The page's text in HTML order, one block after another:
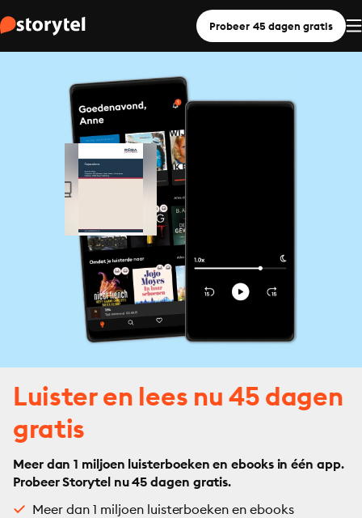
Probeer 45 dagen gratis
Luister en lees nu 45 dagen
gratis
Meer dan 1 miljoen luisterboeken en ebooks in één app.
Probeer Storytel nu 45 dagen gratis.
Meer dan 1 miljoen luisterboeken en ebooks